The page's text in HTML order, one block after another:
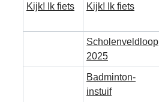
Kijk! Ik fiets Kijk! Ik fiets
Scholenveldloop
2025
Badminton-
instuif